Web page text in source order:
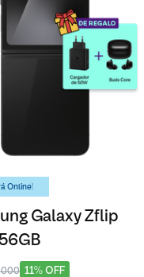
Online!
Galaxy Zflip
11% OFF